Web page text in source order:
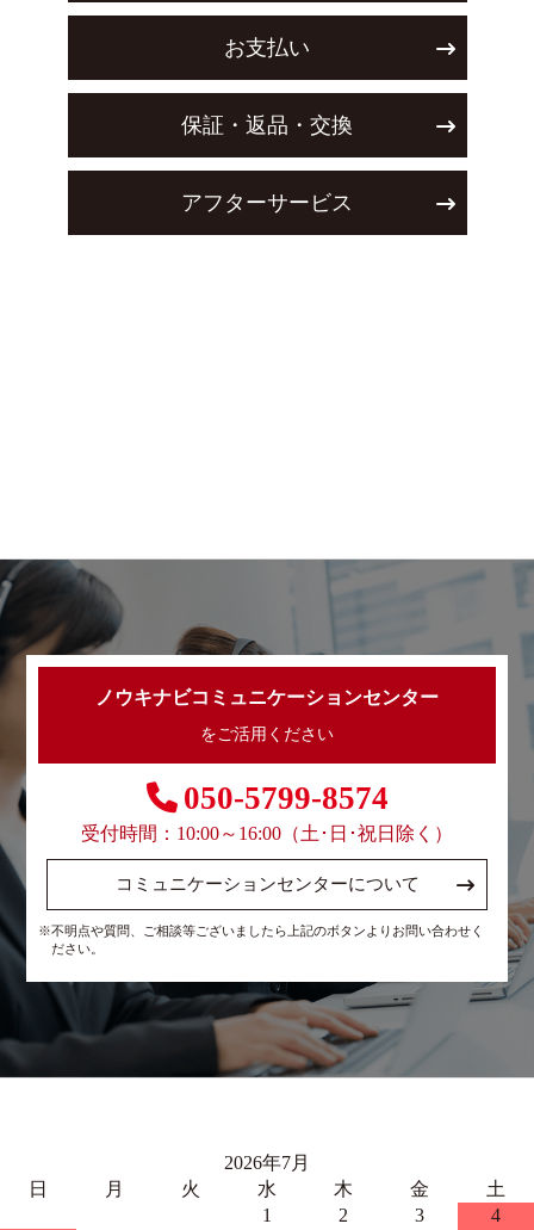
お支払い
保証・返品・交換
アフターサービス
ノウキナビコミュニケーションセンター
をご活用ください
050-5799-8574
受付時間：10:00～16:00（土･日･祝日除く）
コミュニケーションセンターについて
※不明点や質問、ご相談等ございましたら上記のボタンよりお問い合わせく
ださい。
2026年7月
日
月 火 水 木 金
土
1
2 3
4